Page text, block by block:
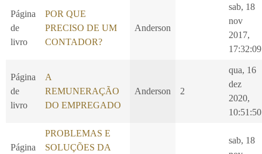
Página
de
livro
POR QUE
PRECISO DE UM
CONTADOR?
Anderson
sab, 18
nov
2017,
17:32:09
Página
de
livro
A
REMUNERAÇÃO
DO EMPREGADO
Anderson 2
qua, 16
dez
2020,
10:51:50
Página
PROBLEMAS E
SOLUÇÕES DA
sab, 18